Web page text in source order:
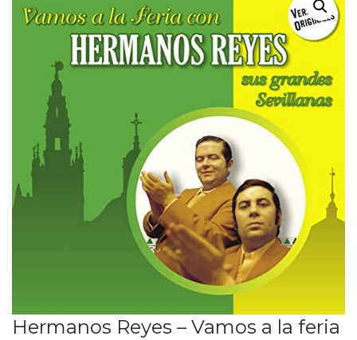
CONTACTO
SHOPPING CART
Hermanos Reyes – Vamos a la feria